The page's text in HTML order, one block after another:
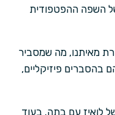
השפה ההפטפודית
מאיתנו, מה שמסביר
בהסברים פיזיקליים,
לואיז עם בתה. בעוד